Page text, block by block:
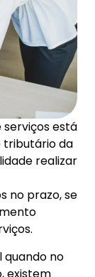
está
tributário da
realizar
no prazo, se
quando no
existem